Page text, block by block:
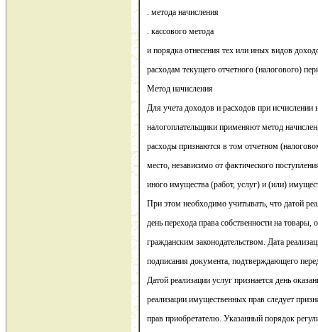
. метода начисления
. кассового метода
и порядка отнесения тех или иных видов
расходам текущего отчетного (налогового)
Метод начисления
Для учета доходов и расходов при исчислении
налогоплательщики применяют метод
расходы признаются в том отчетном
место, независимо от фактического
иного имущества (работ, услуг) и (или)
При этом необходимо учитывать, что датой
день перехода права собственности на товары,
гражданским законодательством. Дата
подписания документа, подтверждающего
Датой реализации услуг признается день
реализации имущественных прав следует
прав приобретателю. Указанный порядок